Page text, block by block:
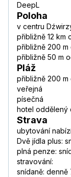
DeepL
Poloha
v centru
přibližně 12 km
přibližně 200 m
přibližně 50 m
Pláž
přibližně 200
veřejná
písečná
hotel oddělený
Strava
ubytování
Dvě jídla plus:
plná penze:
stravování:
snídaně: denně